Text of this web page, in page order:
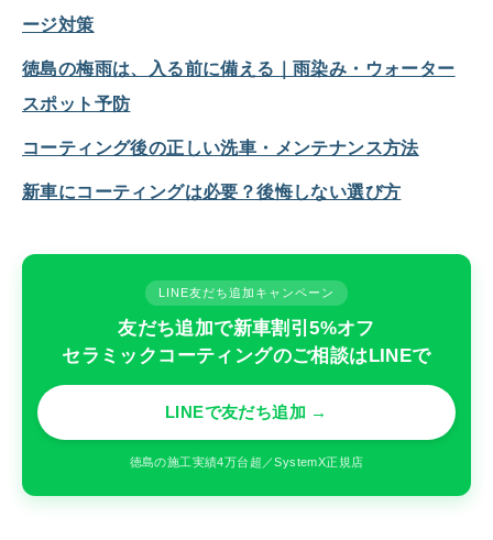
ージ対策
徳島の梅雨は、入る前に備える｜雨染み・ウォーター
スポット予防
コーティング後の正しい洗車・メンテナンス方法
新車にコーティングは必要？後悔しない選び方
LINE友だち追加キャンペーン
友だち追加で新車割引5%オフ
セラミックコーティングのご相談はLINEで
LINEで友だち追加 →
徳島の施工実績4万台超／SystemX正規店